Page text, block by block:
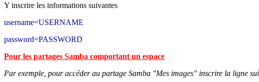
Y inscrire les informations suivantes
username=USERNAME
password=PASSWORD
Pour les partages Samba comportant un espace
Par exemple, pour accéder au partage Samba "Mes images" inscrire la ligne